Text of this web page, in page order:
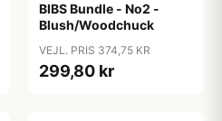
BIBS Bundle - No2 -
Blush/Woodchuck
VEJL. PRIS 374,75 KR
299,80 kr